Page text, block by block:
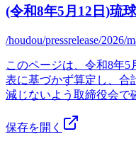
(令和8年5月12日)琉
/houdou/pressrelease/2026/
このページは、令和8年
表に基づかず算定し、合
減じないよう取締役会で
保存を開く